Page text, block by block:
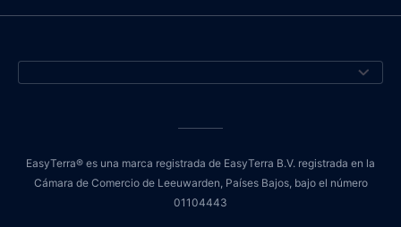
EasyTerra® es una marca registrada de EasyTerra B.V. registrada en la
Cámara de Comercio de Leeuwarden, Países Bajos, bajo el número
01104443